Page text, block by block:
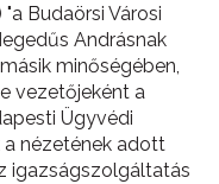
"a Budaörsi Városi
Andrásnak
minőségében,
vezetőjeként a
Ügyvédi
nézetének adott
igazságszolgáltatás